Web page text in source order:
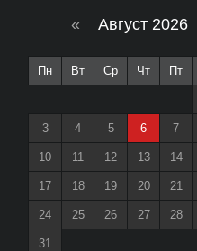
« Август
Пн Вт Ср Чт Пт
3 4 5 6 7
10 11 12 13 14
17 18 19 20 21
24 25 26 27 28
31